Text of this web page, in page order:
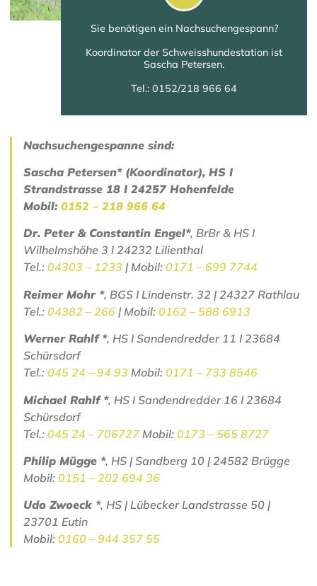
Sie benötigen ein Nachsuchengespann?
Koordinator der Schweisshundestation ist
Sascha Petersen.
Tel.: 0152/218 966 64
Nachsuchengespanne sind:
Sascha Petersen* (Koordinator), HS I
Strandstrasse 18 I 24257 Hohenfelde
Mobil:0152 – 218 966 64
Dr. Peter & Constantin Engel*, BrBr & HS I
Wilhelmshöhe 3 l 24232 Lilienthal
Tel.: 04303 – 1233 | Mobil: 0171 – 699 7744
Reimer Mohr *, BGS I Lindenstr. 32 | 24327 Rathlau
Tel.: 04382 – 266 | Mobil: 0162 – 588 6913
Werner Rahlf *, HS I Sandendredder 11 I 23684
Schürsdorf
Tel.: 045 24 – 94 93 Mobil: 0171 – 733 8546
Michael Rahlf *, HS I Sandendredder 16 I 23684
Schürsdorf
Tel.: 045 24 – 706727 Mobil: 0173 – 565 8727
Philip Mügge *, HS | Sandberg 10 | 24582 Brügge
Mobil: 0151 – 202 694 36
Udo Zwoeck *, HS | Lübecker Landstrasse 50 |
23701 Eutin
Mobil: 0160 – 944 357 55